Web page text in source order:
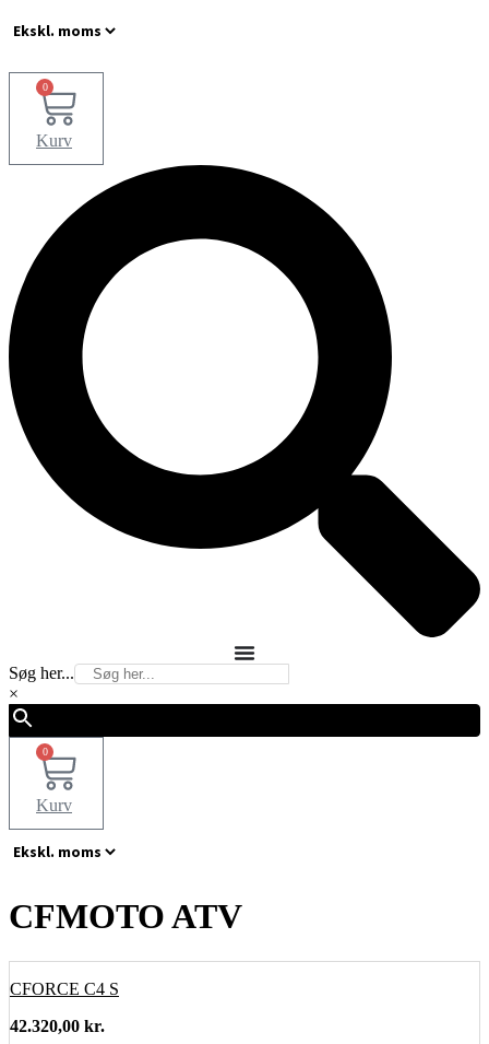
til
0
Kurv
Søg her...
×
0
Kurv
CFMOTO ATV
CFORCE C4 S
42.320,00 kr.